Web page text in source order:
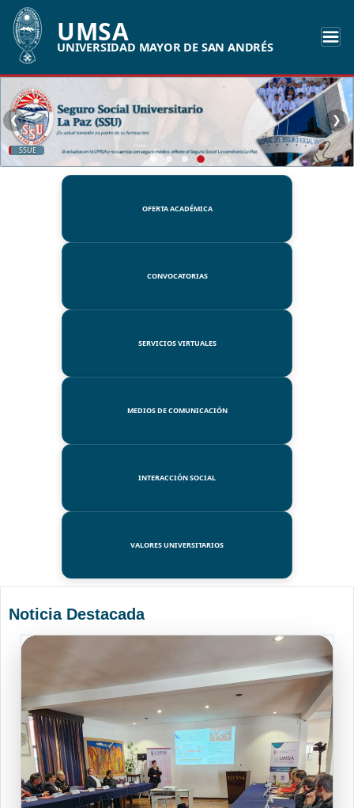
UMSA
UNIVERSIDAD MAYOR DE SAN ANDRÉS
SSUE
❮ ❯
OFERTA ACADÉMICA
CONVOCATORIAS
SERVICIOS VIRTUALES
MEDIOS DE COMUNICACIÓN
INTERACCIÓN SOCIAL
VALORES UNIVERSITARIOS
Noticia Destacada